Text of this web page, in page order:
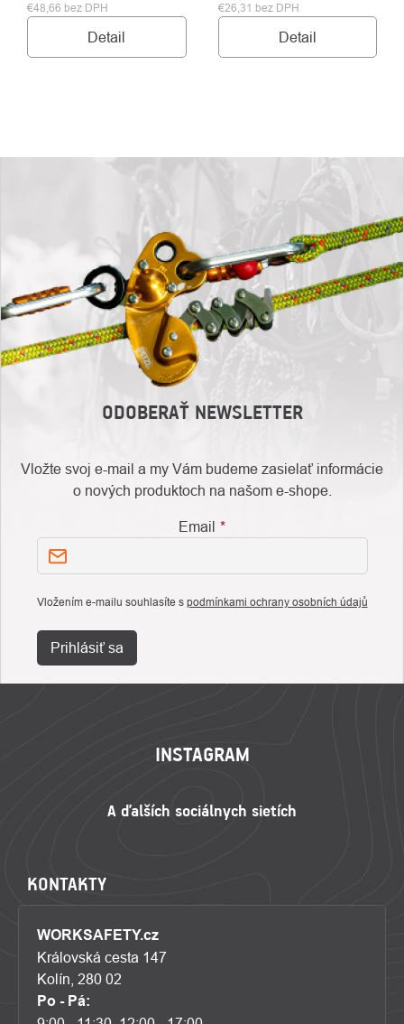
€48,66 bez DPH
Detail
€26,31 bez DPH
Detail
ODOBERAŤ NEWSLETTER
Vložte svoj e-mail a my Vám budeme zasielať informácie
o nových produktoch na našom e-shope.
Email
Vložením e-mailu souhlasíte s podmínkami ochrany osobních údajů
Prihlásiť sa
INSTAGRAM
KONTAKTY
WORKSAFETY.cz
Královská cesta 147
Kolín, 280 02
Po - Pá: